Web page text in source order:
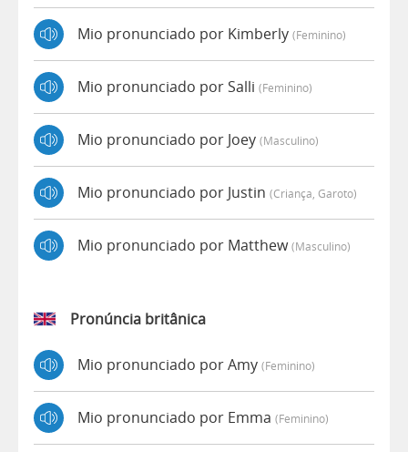
Mio pronunciado por Kimberly (feminino)
Mio pronunciado por Salli (feminino)
Mio pronunciado por Joey (masculino)
Mio pronunciado por Justin (criança, Garoto)
Mio pronunciado por Matthew(masculino)
Pronúncia britânica
Mio pronunciado por Amy (feminino)
Mio pronunciado por Emma (feminino)